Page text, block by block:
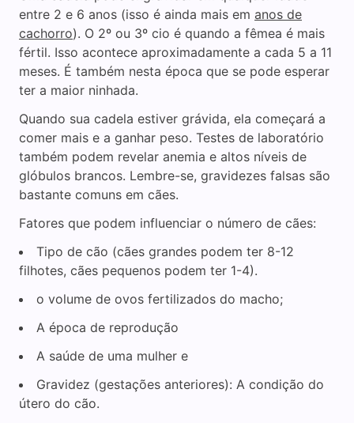
entre 2 e 6 anos (isso é ainda mais em anos de
cachorro). O 2º ou 3º cio é quando a fêmea é mais
fértil. Isso acontece aproximadamente a cada 5 a 11
meses. É também nesta época que se pode esperar
ter a maior ninhada.
Quando sua cadela estiver grávida, ela começará a
comer mais e a ganhar peso. Testes de laboratório
também podem revelar anemia e altos níveis de
glóbulos brancos. Lembre-se, gravidezes falsas são
bastante comuns em cães.
Fatores que podem influenciar o número de cães:
Tipo de cão (cães grandes podem ter 8-12
filhotes, cães pequenos podem ter 1-4).
o volume de ovos fertilizados do macho;
A época de reprodução
A saúde de uma mulher e
Gravidez (gestações anteriores): A condição do
útero do cão.